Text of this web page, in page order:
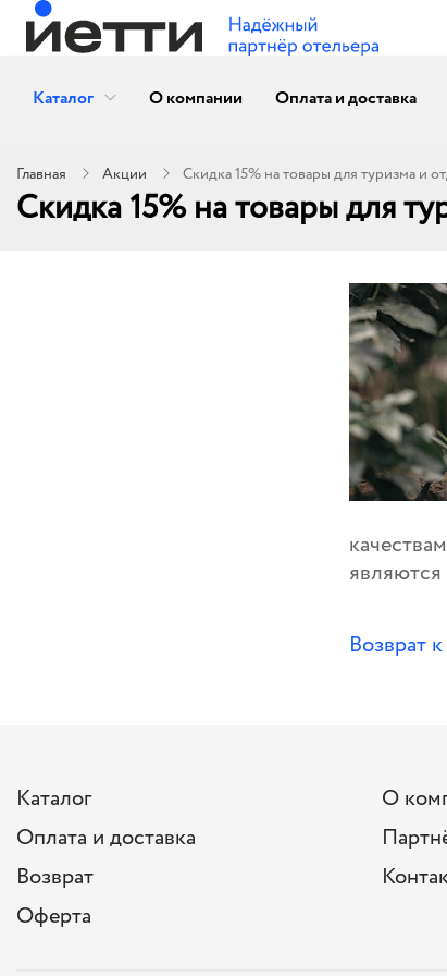
Каталог О компании Оплата и доставка
Главная Акции Скидка 15% на товары для туризма и
Скидка 15% на товары для
Возврат
Каталог
Оплата и доставка
Возврат
Оферта
О